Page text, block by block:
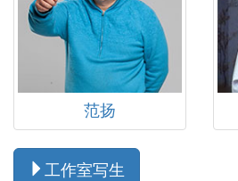
范扬
工作室写生